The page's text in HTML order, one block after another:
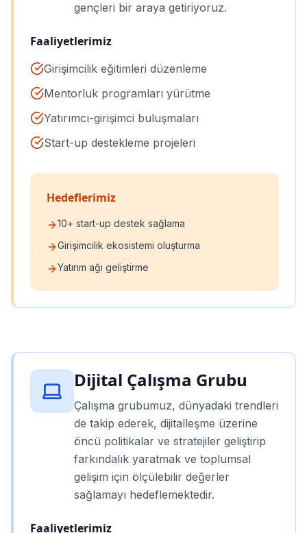
gençleri bir araya getiriyoruz.
Faaliyetlerimiz
Girişimcilik eğitimleri düzenleme
Mentorluk programları yürütme
Yatırımcı-girişimci buluşmaları
Start-up destekleme projeleri
Hedeflerimiz
10+ start-up destek sağlama
Girişimcilik ekosistemi oluşturma
Yatırım ağı geliştirme
Dijital Çalışma Grubu
Çalışma grubumuz, dünyadaki trendleri
de takip ederek, dijitalleşme üzerine
öncü politikalar ve stratejiler geliştirip
farkındalık yaratmak ve toplumsal
gelişim için ölçülebilir değerler
sağlamayı hedeflemektedir.
Faaliyetlerimiz